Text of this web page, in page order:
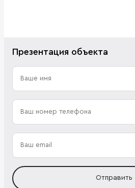
Презентация объекта
Отправить